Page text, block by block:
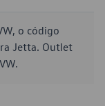
o código
Jetta. Outlet